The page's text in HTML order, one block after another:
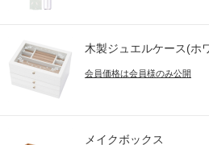
木製ジュエルケース(ホ
会員価格は会員様のみ公開
メイクボックス